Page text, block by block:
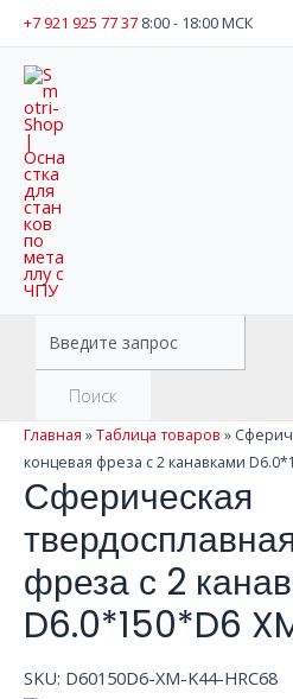
Перейти
содержимому
+7 921 925 77 37 8:00 - 18:00 МСК
товаров
Поиск
Главная »Таблица товаров »
концевая фреза с 2 канавками
Сферическая
фреза с 2
D6.0*150*D6
SKU: D60150D6-XM-K44-HRC68